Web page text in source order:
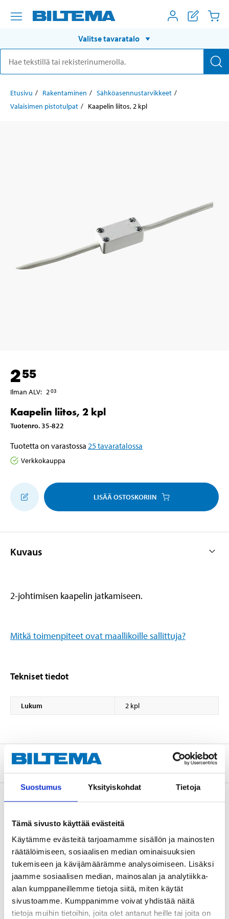
Suostumus Yksityiskohdat Tietoja
Tämä sivusto käyttää evästeitä
Käytämme evästeitä tarjoamamme sisällön ja mainosten
räätälöimiseen, sosiaalisen median ominaisuuksien
tukemiseen ja kävijämäärämme analysoimiseen. Lisäksi
jaamme sosiaalisen median, mainosalan ja analytiikka-
alan kumppaneillemme tietoja siitä, miten käytät
sivustoamme. Kumppanimme voivat yhdistää näitä
tietoja muihin tietoihin, joita olet antanut heille tai joita on
Valitse tavaratalo
Etusivu Rakentaminen
Sähköasennustarvikkeet
Valaisimen pistotulpat
Kaapelin liitos, 2 kpl
255
Ilman ALV: 203
Kaapelin liitos, 2 kpl
Tuotenro. 35-822
Tuotetta on varastossa 25tavaratalossa
Verkkokauppa
LISÄÄ OSTOSKORIIN
Kuvaus
2-johtimisen kaapelin jatkamiseen.
Mitkä toimenpiteet ovat maallikoille sallittuja?
Tekniset tiedot
Lukum 2 kpl
Tietoa valmistajasta
Osta & Nouda
Osta verkosta ja nouda tavaratalosta jo 2 tunnin kuluttua!
LUE LISÄÄ
Muut asiakkaat ostivat myös